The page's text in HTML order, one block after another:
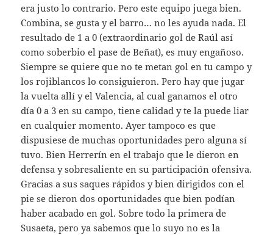
era justo lo contrario. Pero este equipo juega bien.
Combina, se gusta y el barro… no les ayuda nada. El
resultado de 1 a 0 (extraordinario gol de Raúl así
como soberbio el pase de Beñat), es muy engañoso.
Siempre se quiere que no te metan gol en tu campo y
los rojiblancos lo consiguieron. Pero hay que jugar
la vuelta allí y el Valencia, al cual ganamos el otro
día 0 a 3 en su campo, tiene calidad y te la puede liar
en cualquier momento. Ayer tampoco es que
dispusiese de muchas oportunidades pero alguna sí
tuvo. Bien Herrerín en el trabajo que le dieron en
defensa y sobresaliente en su participación ofensiva.
Gracias a sus saques rápidos y bien dirigidos con el
pie se dieron dos oportunidades que bien podían
haber acabado en gol. Sobre todo la primera de
Susaeta, pero ya sabemos que lo suyo no es la